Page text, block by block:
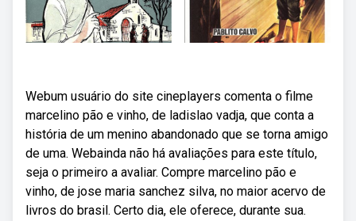
Webum usuário do site cineplayers comenta o filme
marcelino pão e vinho, de ladislao vadja, que conta a
história de um menino abandonado que se torna amigo
de uma. Webainda não há avaliações para este título,
seja o primeiro a avaliar. Compre marcelino pão e
vinho, de jose maria sanchez silva, no maior acervo de
livros do brasil. Certo dia, ele oferece, durante sua.